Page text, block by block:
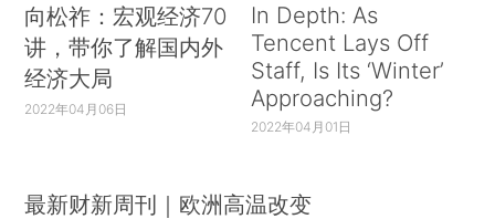
向松祚：宏观经济70
讲，带你了解国内外
经济大局
2022年04月06日
In Depth: As
Tencent Lays Off
Staff, Is Its ‘Winter’
Approaching?
2022年04月01日
最新财新周刊｜欧洲高温改变